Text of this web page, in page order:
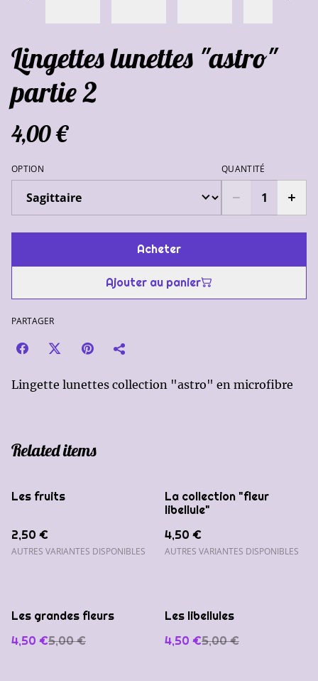
Lingettes lunettes "astro"
partie 2
4,00 €
OPTION QUANTITÉ
Acheter
Ajouter au panier
PARTAGER
Lingette lunettes collection "astro" en microfibre
Related items
Les fruits
2,50 €
AUTRES VARIANTES DISPONIBLES
La collection "fleur
libellule"
4,50 €
AUTRES VARIANTES DISPONIBLES
%
Les grandes fleurs
4,50 €5,00 €
%
Les libellules
4,50 €5,00 €